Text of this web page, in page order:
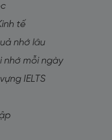
tế
nhớ lâu
nhớ mỗi ngày
IELTS